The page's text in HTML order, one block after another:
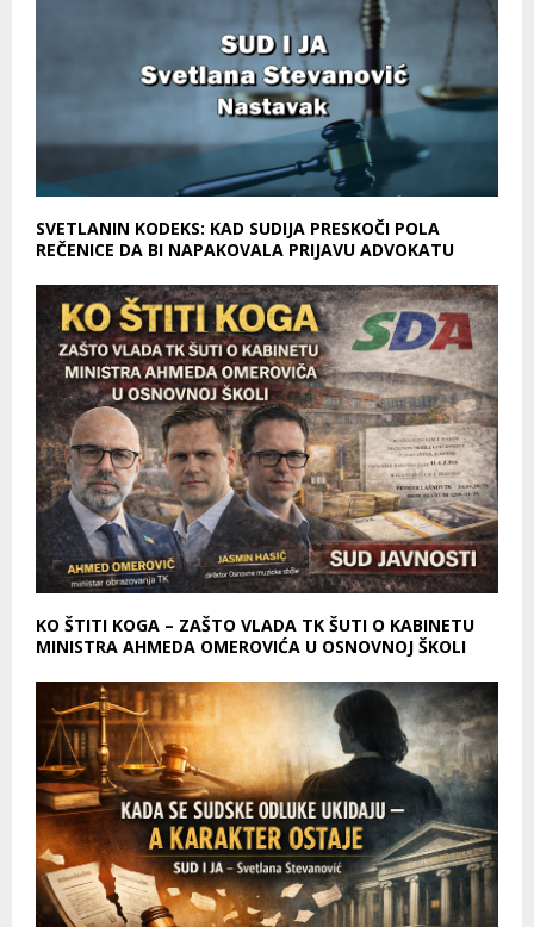
SVETLANIN KODEKS: KAD SUDIJA PRESKOČI POLA
REČENICE DA BI NAPAKOVALA PRIJAVU ADVOKATU
KO ŠTITI KOGA – ZAŠTO VLADA TK ŠUTI O KABINETU
MINISTRA AHMEDA OMEROVIĆA U OSNOVNOJ ŠKOLI